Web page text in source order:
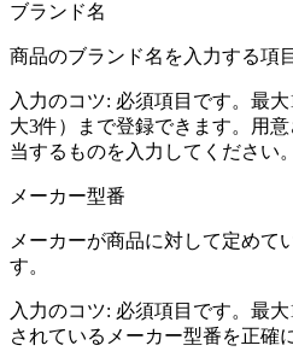
ブランド名
商品のブランド名を入力する項
入力のコツ: 必須項目です。最
大3件）まで登録できます。用
当するものを入力してください。
メーカー型番
メーカーが商品に対して定めて
す。
入力のコツ: 必須項目です。最
されているメーカー型番を正確